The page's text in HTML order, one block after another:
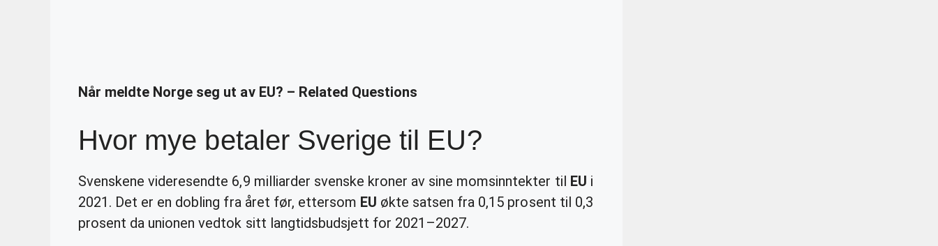
Når meldte Norge seg ut av EU? – Related Questions
Hvor mye betaler Sverige til EU?
Svenskene videresendte 6,9 milliarder svenske kroner av sine momsinntekter til EU i
2021. Det er en dobling fra året før, ettersom EU økte satsen fra 0,15 prosent til 0,3
prosent da unionen vedtok sitt langtidsbudsjett for 2021–2027.